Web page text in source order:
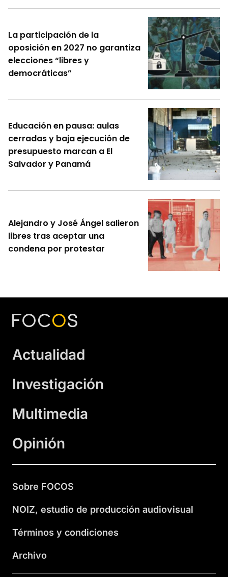
La participación de la
oposición en 2027 no garantiza
elecciones “libres y
democráticas”
Educación en pausa: aulas
cerradas y baja ejecución de
presupuesto marcan a El
Salvador y Panamá
Alejandro y José Ángel salieron
libres tras aceptar una
condena por protestar
Actualidad
Investigación
Multimedia
Opinión
Sobre FOCOS
NOIZ, estudio de producción audiovisual
Términos y condiciones
Archivo